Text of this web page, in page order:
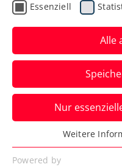
Erste Bank
Verdiente
Die Kids des
Essenziell
Alle
Nur
Essenziell
Essenzielle Cookies
Weitere
Powered by